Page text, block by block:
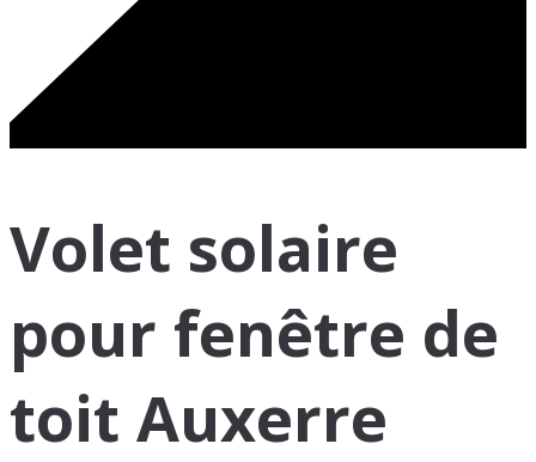
Volet solaire
pour fenêtre de
toit Auxerre